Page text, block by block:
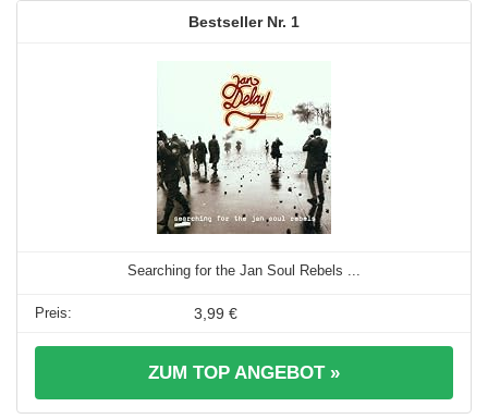
1
Searching for the Jan Soul Rebels ...
3,99 €
ZUM TOP ANGEBOT »